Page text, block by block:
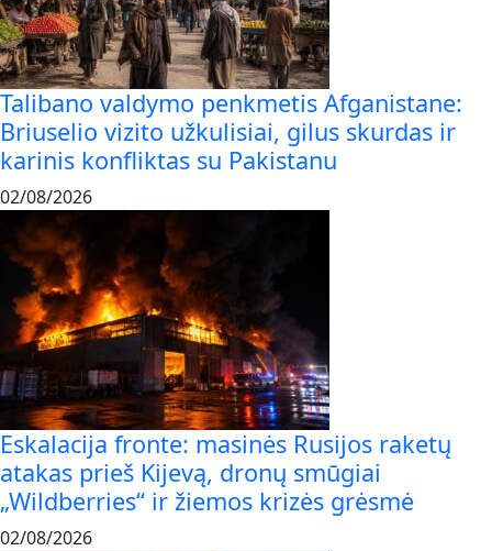
Talibano valdymo penkmetis Afganistane:
Briuselio vizito užkulisiai, gilus skurdas ir
karinis konfliktas su Pakistanu
02/08/2026
Eskalacija fronte: masinės Rusijos raketų
atakas prieš Kijevą, dronų smūgiai
„Wildberries“ ir žiemos krizės grėsmė
02/08/2026